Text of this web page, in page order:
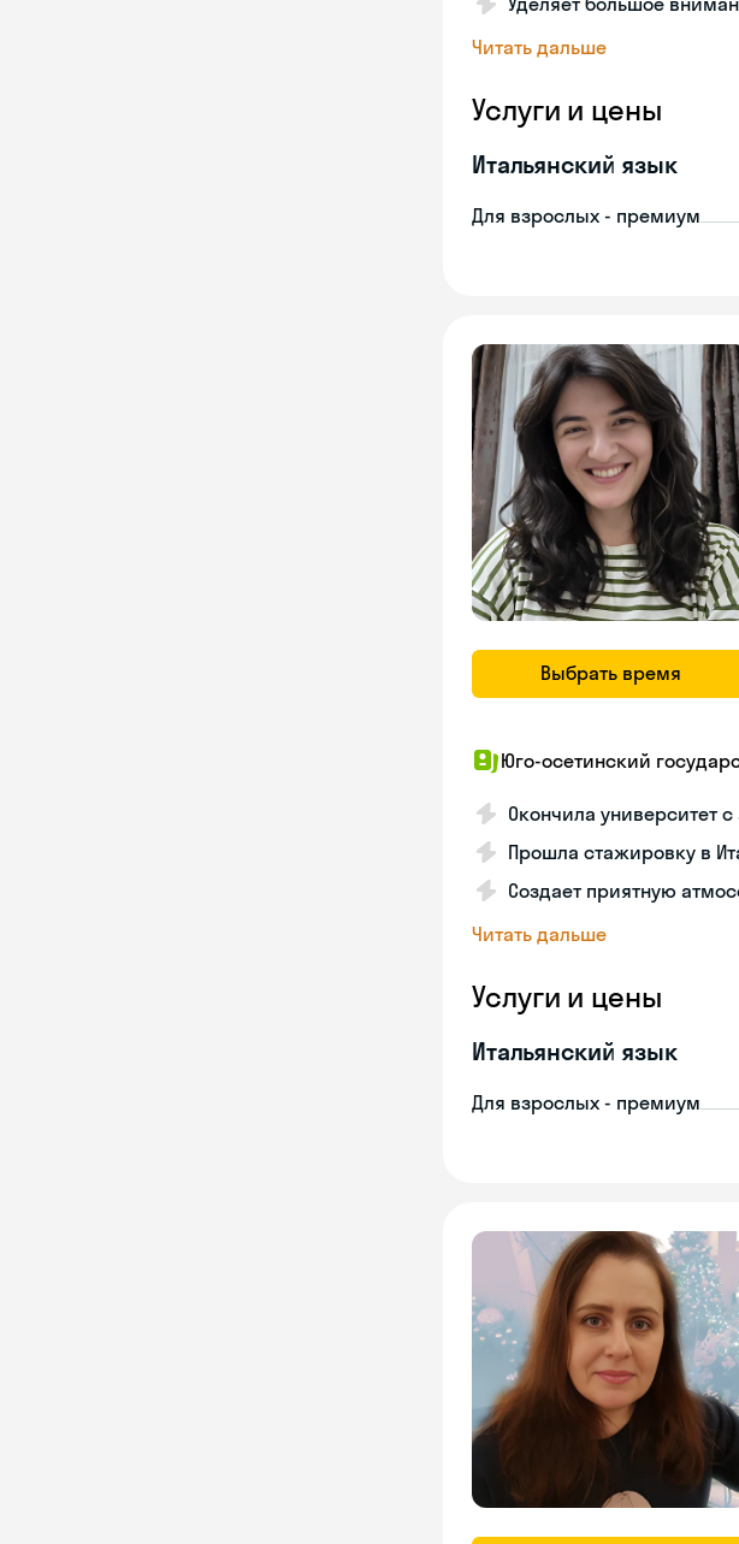
Читать дальше
Услуги и цены
Итальянский язык
Для взрослых - премиум
Выбрать время
Юго-осетинский
Окончила университет
Прошла стажировку в
Создает приятную
Читать дальше
Услуги и цены
Итальянский язык
Для взрослых - премиум